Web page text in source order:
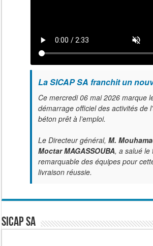
La SICAP SA franchit un
Ce mercredi 06 mai 2026 marque
démarrage officiel des activités de
béton prêt à l’emploi.
Le Directeur général, M.
Moctar MAGASSOUBA, a salué le
remarquable des équipes pour
livraison réussie.
SICAP SA